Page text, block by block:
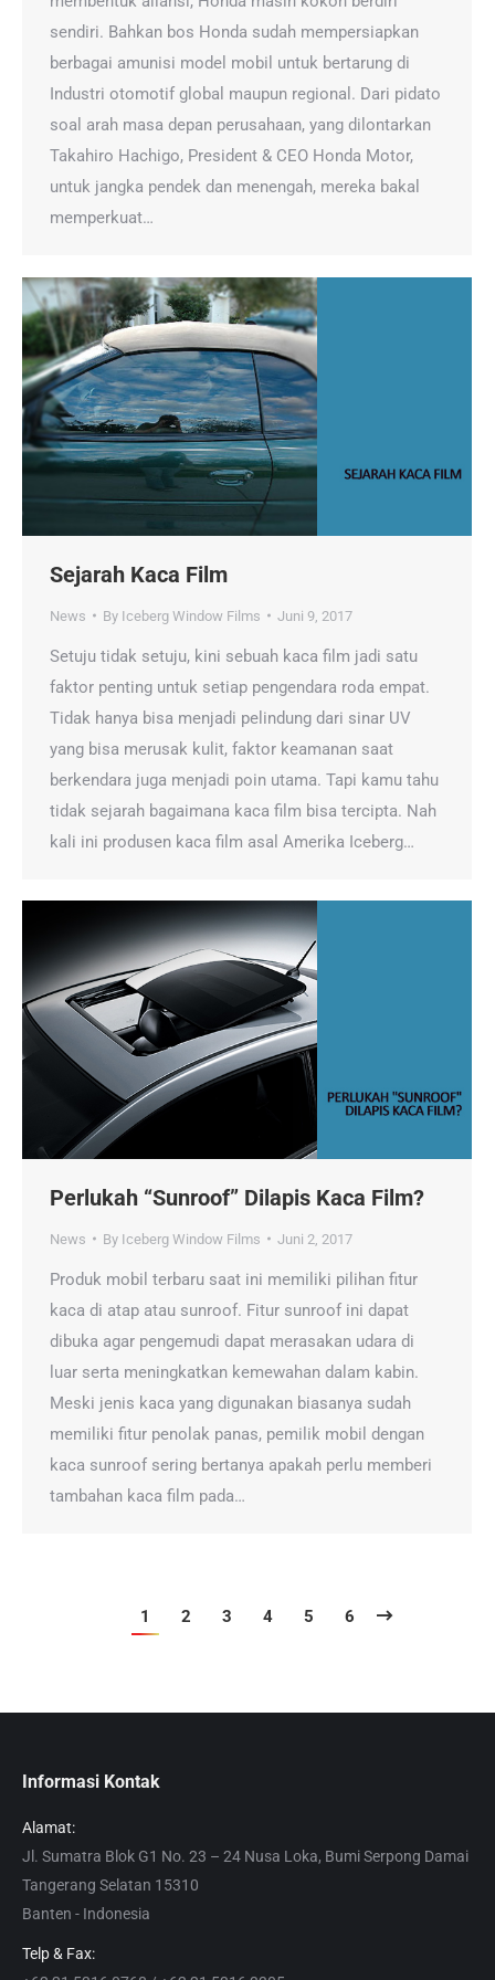
sendiri. Bahkan bos Honda sudah mempersiapkan
berbagai amunisi model mobil untuk bertarung di
Industri otomotif global maupun regional. Dari pidato
soal arah masa depan perusahaan, yang dilontarkan
Takahiro Hachigo, President & CEO Honda Motor,
untuk jangka pendek dan menengah, mereka bakal
memperkuat…
Sejarah Kaca Film
News By Iceberg Window Films Juni 9, 2017
Setuju tidak setuju, kini sebuah kaca film jadi satu
faktor penting untuk setiap pengendara roda empat.
Tidak hanya bisa menjadi pelindung dari sinar UV
yang bisa merusak kulit, faktor keamanan saat
berkendara juga menjadi poin utama. Tapi kamu tahu
tidak sejarah bagaimana kaca film bisa tercipta. Nah
kali ini produsen kaca film asal Amerika Iceberg…
Perlukah “Sunroof” Dilapis Kaca Film?
News By Iceberg Window Films Juni 2, 2017
Produk mobil terbaru saat ini memiliki pilihan fitur
kaca di atap atau sunroof. Fitur sunroof ini dapat
dibuka agar pengemudi dapat merasakan udara di
luar serta meningkatkan kemewahan dalam kabin.
Meski jenis kaca yang digunakan biasanya sudah
memiliki fitur penolak panas, pemilik mobil dengan
kaca sunroof sering bertanya apakah perlu memberi
tambahan kaca film pada…
1 2 3 4 5 6
Informasi Kontak
Alamat:
Jl. Sumatra Blok G1 No. 23 – 24 Nusa Loka, Bumi Serpong Damai
Tangerang Selatan 15310
Banten - Indonesia
Telp & Fax: